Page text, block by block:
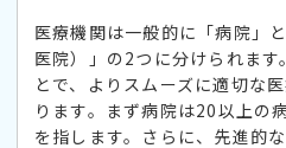
医療機関は一般的に「病院」
医院）」の2つに分けられま
とで、よりスムーズに適切な
ります。まず病院は20以上の
を指します。さらに、先進的